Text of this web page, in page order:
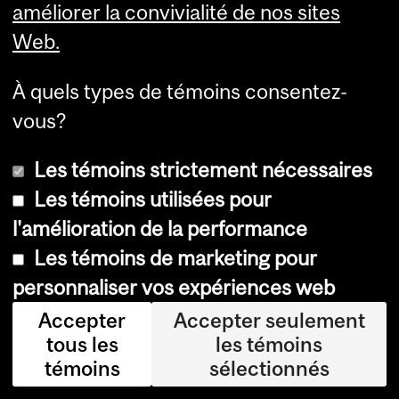
rd
abi
lité
qu
i
sé
vit
ac
tu
ell
e
améliorer la convivialité de nos sites
Web.
À quels types de témoins consentez-
vous?
Les témoins strictement nécessaires
Les témoins utilisées pour
l'amélioration de la performance
Les témoins de marketing pour
personnaliser vos expériences web
Accepter
tous les
témoins
Accepter seulement
les témoins
sélectionnés